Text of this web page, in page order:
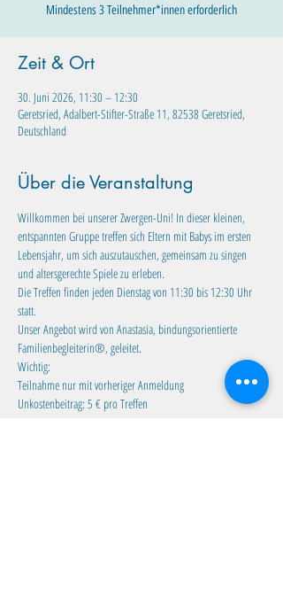
Mindestens 3 Teilnehmer*innen erforderlich
Zeit & Ort
30. Juni 2026, 11:30 – 12:30
Geretsried, Adalbert-Stifter-Straße 11, 82538 Geretsried,
Deutschland
Über die Veranstaltung
Willkommen bei unserer Zwergen-Uni! In dieser kleinen,
entspannten Gruppe treffen sich Eltern mit Babys im ersten
Lebensjahr, um sich auszutauschen, gemeinsam zu singen
und altersgerechte Spiele zu erleben.
Die Treffen finden jeden Dienstag von 11:30 bis 12:30 Uhr
statt.
Unser Angebot wird von Anastasia, bindungsorientierte
Familienbegleiterin®, geleitet.
Wichtig:
Teilnahme nur mit vorheriger Anmeldung
Unkostenbeitrag: 5 € pro Treffen